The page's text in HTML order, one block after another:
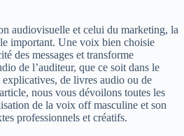
audiovisuelle et celui du marketing, la
important. Une voix bien choisie
des messages et transforme
de l’auditeur, que ce soit dans le
de livres audio ou de
nous vous dévoilons toutes les
de la voix off masculine et son
professionnels et créatifs.